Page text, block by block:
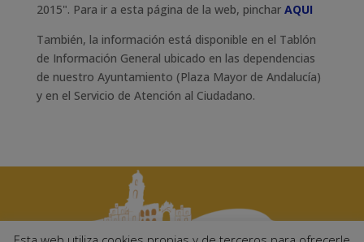
2015". Para ir a esta página de la web, pinchar AQUI
También, la información está disponible en el Tablón
de Información General ubicado en las dependencias
de nuestro Ayuntamiento (Plaza Mayor de Andalucía)
y en el Servicio de Atención al Ciudadano.